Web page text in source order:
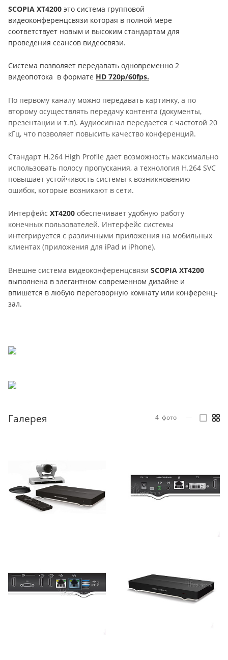
SCOPIA XT4200 это система групповой
видеоконференцсвязи которая в полной мере
соответствует новым и высоким стандартам для
проведения сеансов видеосвязи.
Система позволяет передавать одновременно 2
видеопотока в формате HD 720p/60fps.
По первому каналу можно передавать картинку, а по
второму осуществлять передачу контента (документы,
презентации и т.п). Аудиосигнал передается с частотой 20
кГц, что позволяет повысить качество конференций.
Стандарт H.264 High Profile дает возможность максимально
использовать полосу пропускания, а технология H.264 SVC
повышает устойчивость системы к возникновению
ошибок, которые возникают в сети.
Интерфейс XT4200 обеспечивает удобную работу
конечных пользователей. Интерфейс системы
интегрируется с различными приложения на мобильных
клиентах (приложения для iPad и iPhone).
Внешне система видеоконференцсвязи SCOPIA XT4200
выполнена в элегантном современном дизайне и
впишется в любую переговорную комнату или конференц-
зал.
Галерея 4 фото